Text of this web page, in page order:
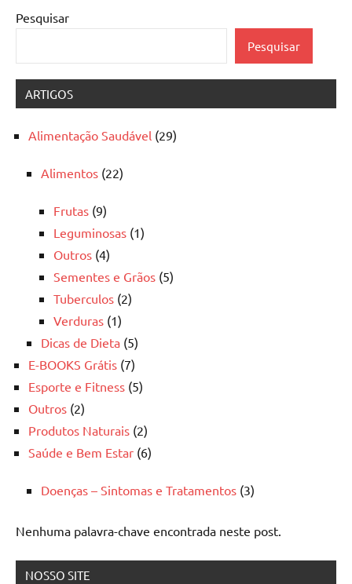
Pesquisar
Pesquisar
ARTIGOS
Alimentação Saudável (29)
Alimentos (22)
Frutas (9)
Leguminosas (1)
Outros (4)
Sementes e Grãos (5)
Tuberculos (2)
Verduras (1)
Dicas de Dieta (5)
E-BOOKS Grátis (7)
Esporte e Fitness (5)
Outros (2)
Produtos Naturais (2)
Saúde e Bem Estar (6)
Doenças – Sintomas e Tratamentos (3)
Nenhuma palavra-chave encontrada neste post.
NOSSO SITE